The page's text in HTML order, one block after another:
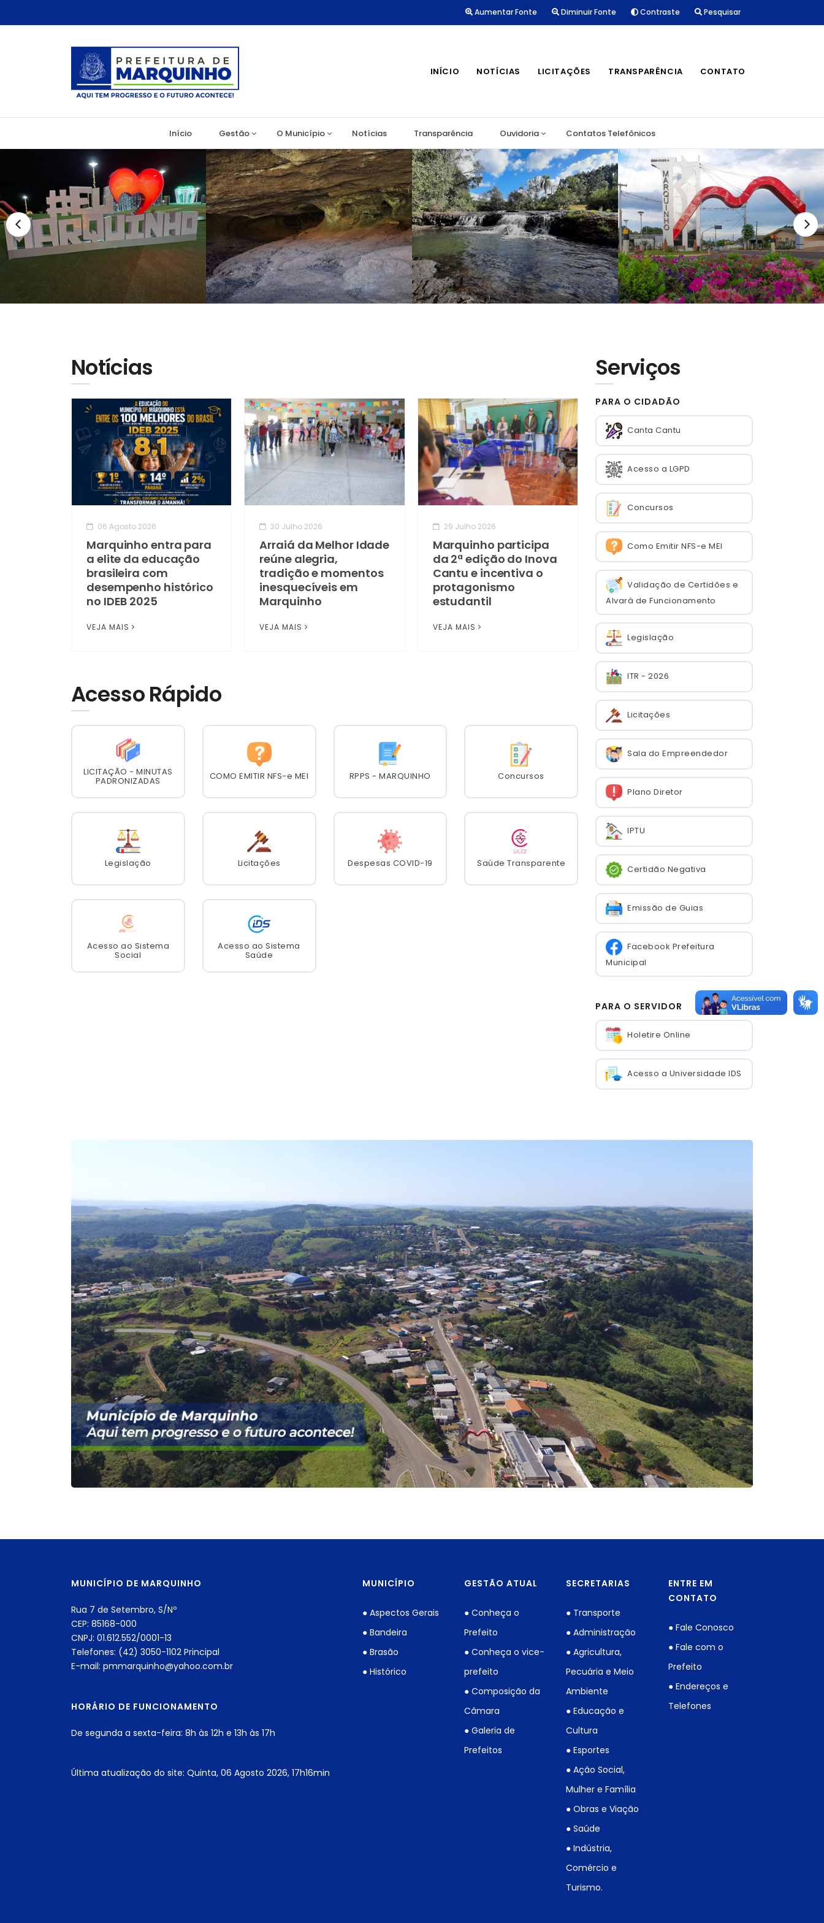
Aumentar Fonte Diminuir Fonte Contraste Pesquisar
INÍCIO NOTÍCIAS LICITAÇÕES TRANSPARÊNCIA CONTATO
Início Gestão O Município Notícias Transparência Ouvidoria Contatos Telefônicos
Notícias
06 Agosto 2026
Marquinho entra para
a elite da educação
brasileira com
desempenho histórico
no IDEB 2025
VEJA MAIS
30 Julho 2026
Arraiá da Melhor Idade
reúne alegria,
tradição e momentos
inesquecíveis em
Marquinho
VEJA MAIS
29 Julho 2026
Marquinho participa
da 2ª edição do Inova
Cantu e incentiva o
protagonismo
estudantil
VEJA MAIS
Acesso Rápido
LICITAÇÃO - MINUTAS
PADRONIZADAS COMO EMITIR NFS-e MEI RPPS - MARQUINHO Concursos
Legislação Licitações Despesas COVID-19 Saúde Transparente
Acesso ao Sistema
Social
Acesso ao Sistema
Saúde
Serviços
PARA O CIDADÃO
Canta Cantu
Acesso a LGPD
Concursos
Como Emitir NFS-e MEI
Validação de Certidões e
Alvará de Funcionamento
Legislação
ITR - 2026
Licitações
Sala do Empreendedor
Plano Diretor
IPTU
Certidão Negativa
Emissão de Guias
Facebook Prefeitura
Municipal
PARA O SERVIDOR
Holetire Online
Acesso a Universidade IDS
MUNICÍPIO DE MARQUINHO
Rua 7 de Setembro, S/Nº
CEP: 85168-000
CNPJ: 01.612.552/0001-13
Telefones: (42) 3050-1102 Principal
E-mail: pmmarquinho@yahoo.com.br
HORÁRIO DE FUNCIONAMENTO
De segunda a sexta-feira: 8h às 12h e 13h às 17h
Última atualização do site: Quinta, 06 Agosto 2026, 17h16min
MUNICÍPIO
● Aspectos Gerais
● Bandeira
● Brasão
● Histórico
GESTÃO ATUAL
● Conheça o
Prefeito
● Conheça o vice-
prefeito
● Composição da
Câmara
● Galeria de
Prefeitos
SECRETARIAS
● Transporte
● Administração
● Agricultura,
Pecuária e Meio
Ambiente
● Educação e
Cultura
● Esportes
● Ação Social,
Mulher e Família
● Obras e Viação
● Saúde
● Indústria,
Comércio e
Turismo.
ENTRE EM
CONTATO
● Fale Conosco
● Fale com o
Prefeito
● Endereços e
Telefones